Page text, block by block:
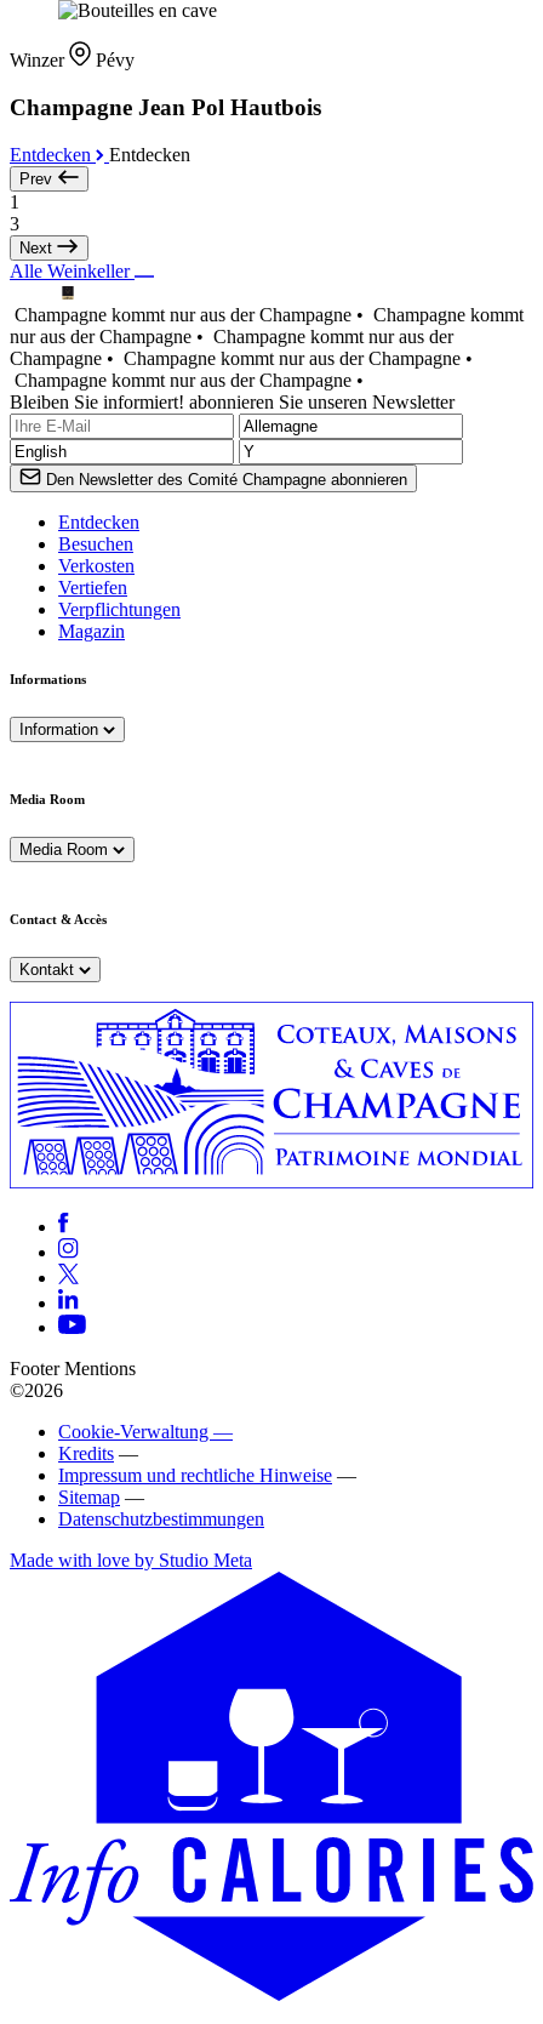
Winzer Pévy
Champagne Jean Pol Hautbois
Entdecken Entdecken
Prev
1
3
Next
Alle Weinkeller
Champagne kommt nur aus der Champagne • Champagne kommt
nur aus der Champagne • Champagne kommt nur aus der
Champagne • Champagne kommt nur aus der Champagne •
Champagne kommt nur aus der Champagne •
Bleiben Sie informiert! abonnieren Sie unseren Newsletter
Den Newsletter des Comité Champagne abonnieren
Entdecken
Besuchen
Verkosten
Vertiefen
Verpflichtungen
Magazin
Informations
Information
Media Room
Media Room
Contact & Accès
Kontakt
Footer Mentions
©2026
Cookie-Verwaltung —
Kredits —
Impressum und rechtliche Hinweise —
Sitemap —
Datenschutzbestimmungen
Made with love by Studio Meta